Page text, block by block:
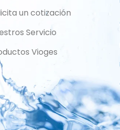
un cotización
Servicio
Vioges